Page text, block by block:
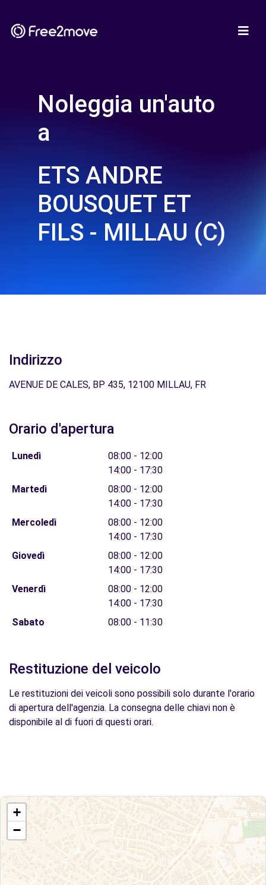
Noleggia un'auto
a
ETS ANDRE
BOUSQUET ET
FILS - MILLAU (C)
Indirizzo
AVENUE DE CALES, BP 435, 12100 MILLAU, FR
Orario d'apertura
Lunedì
08:00 - 12:00
14:00 - 17:30
Martedì
08:00 - 12:00
14:00 - 17:30
Mercoledì
08:00 - 12:00
14:00 - 17:30
Giovedì
08:00 - 12:00
14:00 - 17:30
Venerdì
08:00 - 12:00
14:00 - 17:30
Sabato
08:00 - 11:30
Restituzione del veicolo
Le restituzioni dei veicoli sono possibili solo durante l'orario
di apertura dell'agenzia. La consegna delle chiavi non è
disponibile al di fuori di questi orari.
+
−